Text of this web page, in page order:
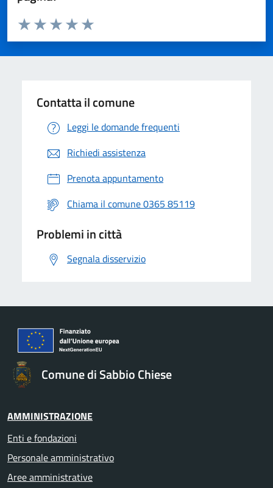
Valuta da 1 a 5 stelle la pagina
Valuta 5 stelle su 5
Valuta 4 stelle su 5
Valuta 3 stelle su 5
Valuta 2 stelle su 5
Valuta 1 stelle su 5
Contatta il comune
Leggi le domande frequenti
Richiedi assistenza
Prenota appuntamento
Chiama il comune 0365 85119
Problemi in città
Segnala disservizio
Comune di Sabbio Chiese
AMMINISTRAZIONE
Enti e fondazioni
Personale amministrativo
Aree amministrative